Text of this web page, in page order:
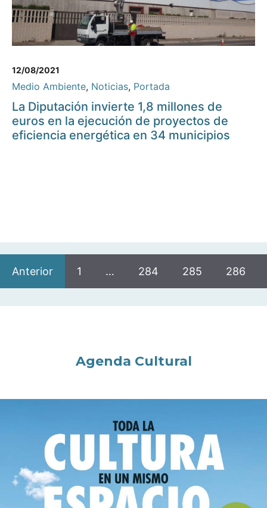
12/08/2021
Medio Ambiente, Noticias, Portada
La Diputación invierte 1,8 millones de
euros en la ejecución de proyectos de
eficiencia energética en 34 municipios
Anterior 1 … 284 285 286
Agenda Cultural